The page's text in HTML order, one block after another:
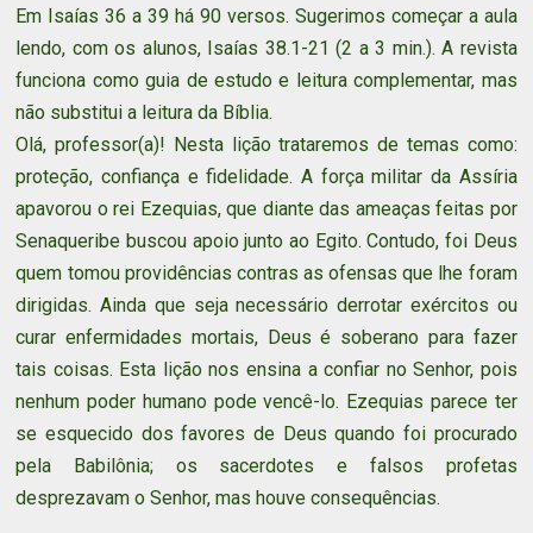
Em Isaías 36 a 39 há 90 versos. Sugerimos começar a aula
lendo, com os alunos, Isaías 38.1-21 (2 a 3 min.). A revista
funciona como guia de estudo e leitura complementar, mas
não substitui a leitura da Bíblia.
Olá, professor(a)! Nesta lição trataremos de temas como:
proteção, confiança e fidelidade. A força militar da Assíria
apavorou o rei Ezequias, que diante das ameaças feitas por
Senaqueribe buscou apoio junto ao Egito. Contudo, foi Deus
quem tomou providências contras as ofensas que lhe foram
dirigidas. Ainda que seja necessário derrotar exércitos ou
curar enfermidades mortais, Deus é soberano para fazer
tais coisas. Esta lição nos ensina a confiar no Senhor, pois
nenhum poder humano pode vencê-lo. Ezequias parece ter
se esquecido dos favores de Deus quando foi procurado
pela Babilônia; os sacerdotes e falsos profetas
desprezavam o Senhor, mas houve consequências.